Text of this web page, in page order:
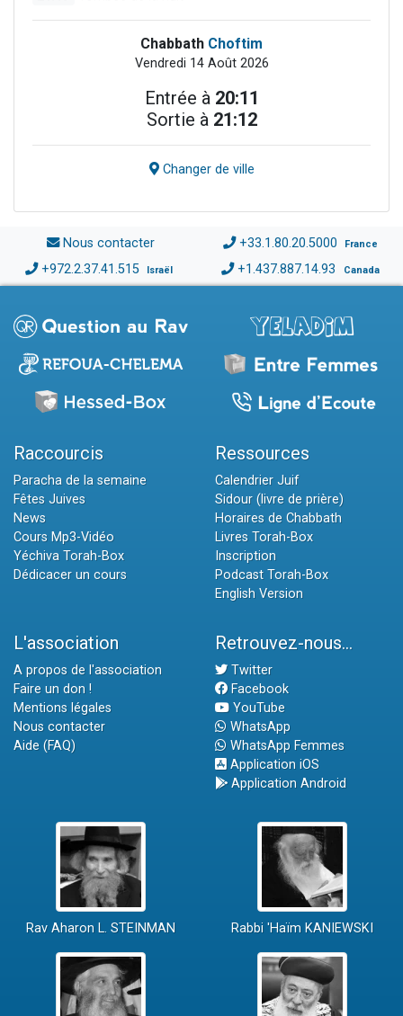
Chabbath Choftim
Vendredi 14 Août 2026
Entrée à 20:11
Sortie à 21:12
Changer de ville
Nous contacter +33.1.80.20.5000 France
+972.2.37.41.515 Israël +1.437.887.14.93 Canada
Raccourcis
Paracha de la semaine
Fêtes Juives
News
Cours Mp3-Vidéo
Yéchiva Torah-Box
Dédicacer un cours
Ressources
Calendrier Juif
Sidour (livre de prière)
Horaires de Chabbath
Livres Torah-Box
Inscription
Podcast Torah-Box
English Version
L'association
A propos de l'association
Faire un don !
Mentions légales
Nous contacter
Aide (FAQ)
Retrouvez-nous...
Twitter
Facebook
YouTube
WhatsApp
WhatsApp Femmes
Application iOS
Application Android
Rav Aharon L. STEINMAN Rabbi 'Haïm KANIEWSKI